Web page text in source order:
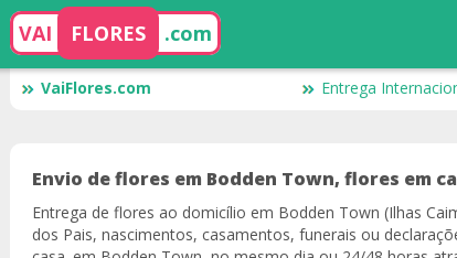
VAI FLORES .com
VaiFlores.com Entrega
Envio de flores em Bodden Town, flores em
Entrega de flores ao domicílio em Bodden Town (Ilhas
dos Pais, nascimentos, casamentos, funerais ou